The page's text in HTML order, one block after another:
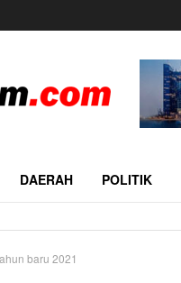
DAERAH POLITIK
baru 2021